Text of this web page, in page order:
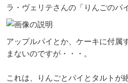
ラ・ヴェリテさんの「りんごのパ
アップルパイとか、ケーキに付属
まないのですが・・・。
これは、りんごとパイとタルトが